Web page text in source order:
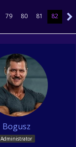
79 80 81 82
Bogusz
Administrator